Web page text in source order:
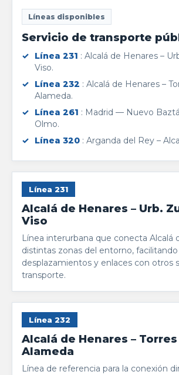
Líneas disponibles
Servicio de transporte
Línea 231 : Alcalá de Henares –
Viso.
Línea 232 : Alcalá de Henares –
Alameda.
Línea 261 : Madrid — Nuevo
Olmo.
Línea 320 : Arganda del Rey –
Línea 231
Alcalá de Henares – Urb.
Viso
Línea interurbana que conecta Alcalá
distintas zonas del entorno, facilitando
desplazamientos y enlaces con otros
transporte.
Línea 232
Alcalá de Henares –
Alameda
Línea de referencia para la conexión